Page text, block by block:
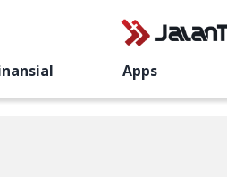
Apps